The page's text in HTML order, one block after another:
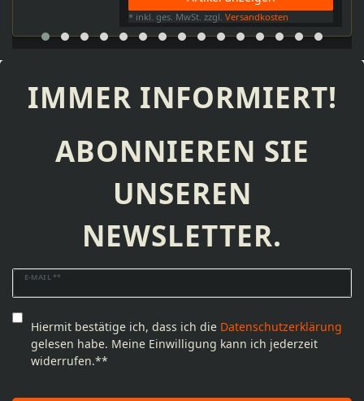
* inkl. ges. MwSt. zzgl.Versandkosten
IMMER INFORMIERT!
ABONNIEREN SIE
UNSEREN
NEWSLETTER.
E-MAIL **
Newsletter
Honig
Hiermit bestätige ich, dass ich die Daten­schutz­erklärung
gelesen habe. Meine Einwilligung kann ich jederzeit
widerrufen.**